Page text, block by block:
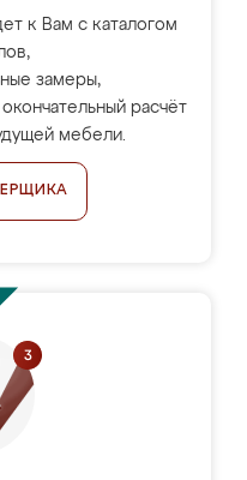
к Вам с каталогом
замеры,
расчёт
мебели.